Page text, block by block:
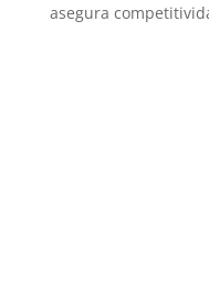
asegura